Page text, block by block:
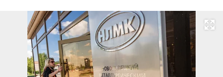
Развернуть